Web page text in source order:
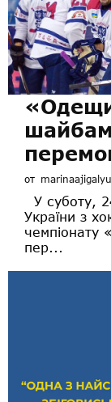
от
У суботу,
України з
чемпіонату
пер...